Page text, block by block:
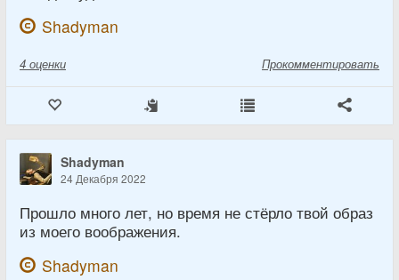
Shadyman
4 оценки Прокомментировать
Shadyman
24 Декабря 2022
Прошло много лет, но время не стёрло твой образ
из моего воображения.
Shadyman